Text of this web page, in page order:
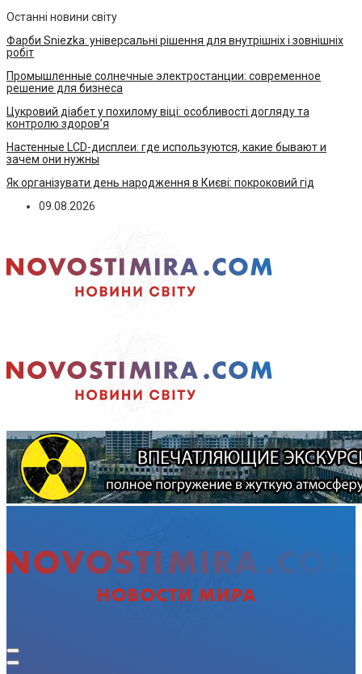
Останні новини світу
Фарби Sniezka: універсальні рішення для внутрішніх і зовнішніх
робіт
Промышленные солнечные электростанции: современное
решение для бизнеса
Цукровий діабет у похилому віці: особливості догляду та
контролю здоров’я
Настенные LCD-дисплеи: где используются, какие бывают и
зачем они нужны
Як організувати день народження в Києві: покроковий гід
09.08.2026